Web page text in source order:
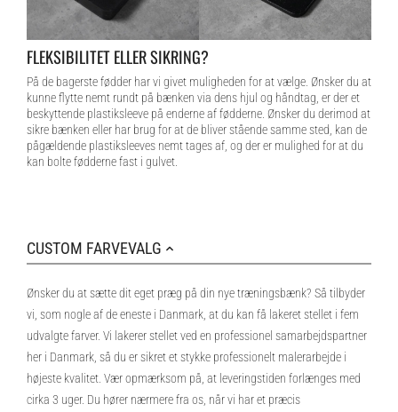
FLEKSIBILITET ELLER SIKRING?
På de bagerste fødder har vi givet muligheden for at vælge. Ønsker du at
kunne flytte nemt rundt på bænken via dens hjul og håndtag, er der et
beskyttende plastiksleeve på enderne af fødderne. Ønsker du derimod at
sikre bænken eller har brug for at de bliver stående samme sted, kan de
pågældende plastiksleeves nemt tages af, og der er mulighed for at du
kan bolte fødderne fast i gulvet.
CUSTOM FARVEVALG
Ønsker du at sætte dit eget præg på din nye træningsbænk? Så tilbyder
vi, som nogle af de eneste i Danmark, at du kan få lakeret stellet i fem
udvalgte farver. Vi lakerer stellet ved en professionel samarbejdspartner
her i Danmark, så du er sikret et stykke professionelt malerarbejde i
højeste kvalitet. Vær opmærksom på, at leveringstiden forlænges med
cirka 3 uger. Du hører nærmere fra os, når vi har et præcis